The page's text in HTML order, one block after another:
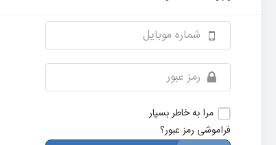
مرا به خاطر بسپار
فراموشی رمز عبور؟